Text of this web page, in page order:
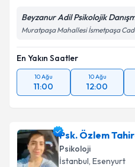
Beyzanur Adil Psikolojik
Muratpaşa Mahallesi İsmetpaşa
En Yakın Saatler
10 Ağu
11:00
10 Ağu
12:00
Psk. Özlem
Psikoloji
İstanbul, Esenyurt